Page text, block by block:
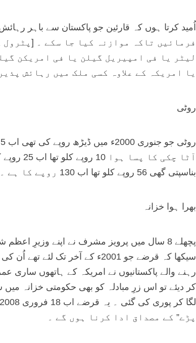
فرمائیں تاکہ موازنہ کیا جا سکے ۔
لیٹر یا فی امپیریل گیلن یا فی امریکن
یا امریکہ کے علاوہ کسی ملک میں رہائش
روٹی
بناسپتی گھی 56 روپے کلو تھا اب 130 روپے کا ہے ۔ وغیرہ وغیرہ ۔
بھرا ہوا خزانہ
پچھلے 8 سال میں پرویز مشرف نے اپنے وزیرِ
رہنے والے پاکستانیوں نے امریکہ کے ہاتھوں ساری
کر دیئے تو اس زرِ مبادلہ کو بھی حکومتی خزانہ
پڑے” کے مصداق ادا کرنا ہوں گے ۔